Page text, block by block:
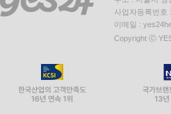
사업자등록번
이메일 :
Copyright ⓒ